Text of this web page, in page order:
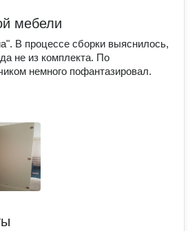
мебели
В процессе сборки выяснилось,
не из комплекта. По
немного пофантазировал.